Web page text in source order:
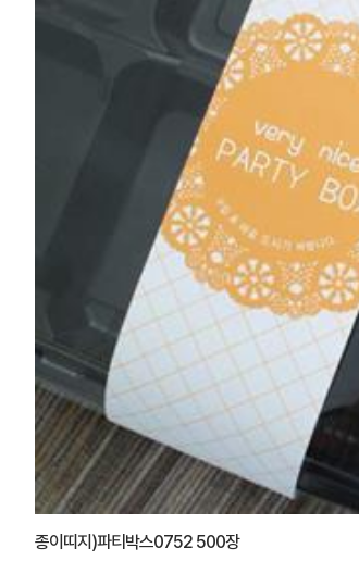
종이띠지)파티박스0752 500장